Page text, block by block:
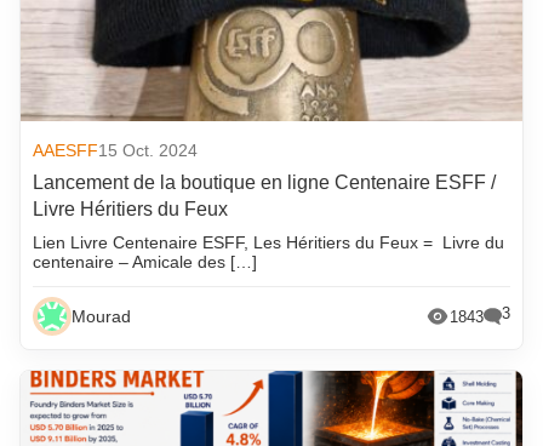
AAESFF15 Oct. 2024
Lancement de la boutique en ligne Centenaire ESFF /
Livre Héritiers du Feux
Lien Livre Centenaire ESFF, Les Héritiers du Feux = Livre du
centenaire – Amicale des […]
Mourad 1843 3